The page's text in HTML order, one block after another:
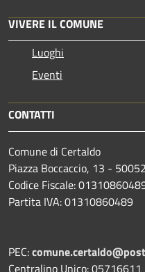
VIVERE IL COMUNE
Luoghi
Eventi
CONTATTI
Comune di Certaldo
Piazza Boccaccio, 13 -
Codice Fiscale:
Partita IVA: 01310860489
PEC:
Centralino Unico: 05716611